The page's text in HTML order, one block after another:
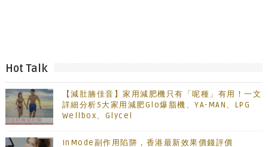
Hot Talk
【減肚腩佳音】家用減肥機只有「呢種」有用！一文
詳細分析5大家用減肥Glo爆脂機、YA-MAN、LPG
Wellbox、Glycel
InMode副作用陷阱，香港最新效果價錢評價